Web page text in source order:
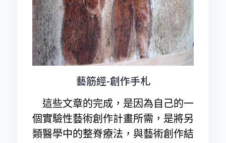
藝筋經-創作手札
這些文章的完成，是因為自己的一
個實驗性藝術創作計畫所需，是將另
類醫學中的整脊療法，與藝術創作結